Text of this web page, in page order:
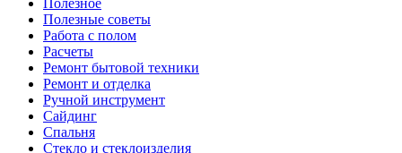
Полезное
Полезные советы
Работа с полом
Расчеты
Ремонт бытовой техники
Ремонт и отделка
Ручной инструмент
Сайдинг
Спальня
Стекло и стеклоизделия